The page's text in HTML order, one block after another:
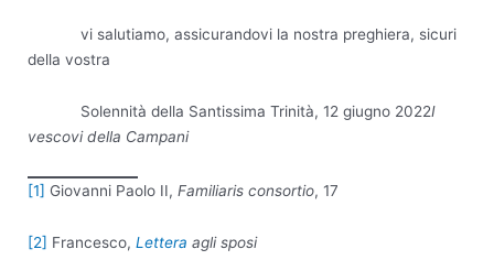
vi salutiamo, assicurandovi la nostra preghiera, sicuri
della vostra
Solennità della Santissima Trinità, 12 giugno 2022I
vescovi della Campani
[1] Giovanni Paolo II, Familiaris consortio, 17
[2] Francesco, Lettera agli sposi